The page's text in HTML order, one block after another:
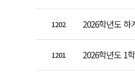
1202 2026학년도
1201 2026학년도 1